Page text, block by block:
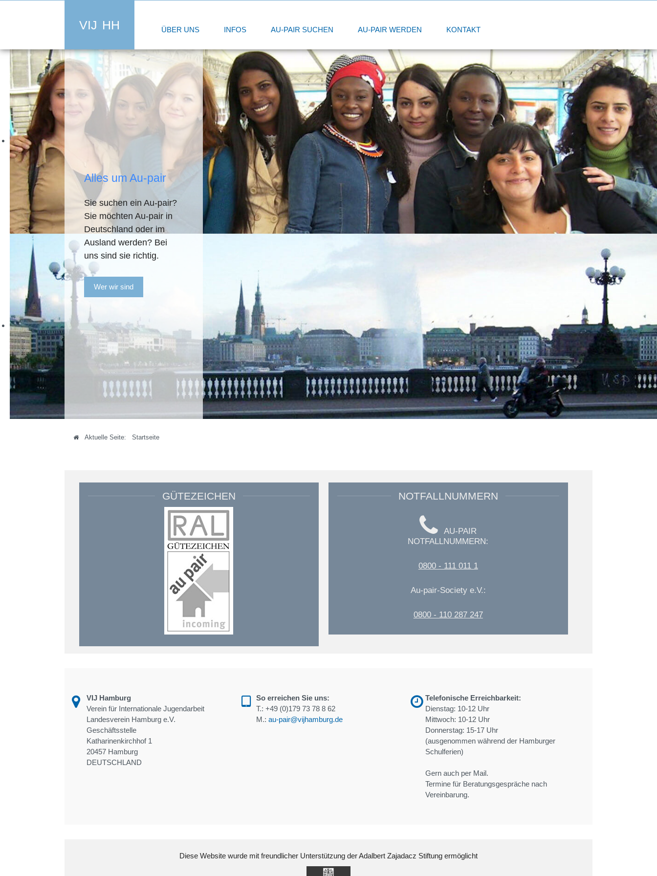
VIJ HH ÜBER UNS INFOS AU-PAIR SUCHEN AU-PAIR WERDEN KONTAKT
Alles um Au-pair
Sie suchen ein Au-pair?
Sie möchten Au-pair in
Deutschland oder im
Ausland werden? Bei
uns sind sie richtig.
Wer wir sind
Aktuelle Seite: Startseite
GÜTEZEICHEN NOTFALLNUMMERN
AU-PAIR
NOTFALLNUMMERN:
0800 - 111 011 1
Au-pair-Society e.V.:
0800 - 110 287 247
VIJ Hamburg
Verein für Internationale Jugendarbeit
Landesverein Hamburg e.V.
Geschäftsstelle
Katharinenkirchhof 1
20457 Hamburg
DEUTSCHLAND
So erreichen Sie uns:
T.: +49 (0)179 73 78 8 62
M.: au-pair@vijhamburg.de
Telefonische Erreichbarkeit:
Dienstag: 10-12 Uhr
Mittwoch: 10-12 Uhr
Donnerstag: 15-17 Uhr
(ausgenommen während der Hamburger
Schulferien)
Gern auch per Mail.
Termine für Beratungsgespräche nach
Vereinbarung.
Diese Website wurde mit freundlicher Unterstützung der Adalbert Zajadacz Stiftung ermöglicht